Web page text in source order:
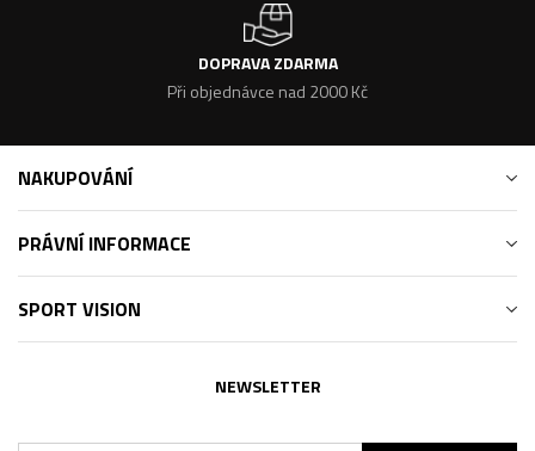
DOPRAVA ZDARMA
Při objednávce nad 2000 Kč
NAKUPOVÁNÍ
PRÁVNÍ INFORMACE
SPORT VISION
NEWSLETTER